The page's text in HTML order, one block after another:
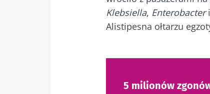
Klebsiella, Enterobacteri
Alistipesna ołtarzu
5 milionów